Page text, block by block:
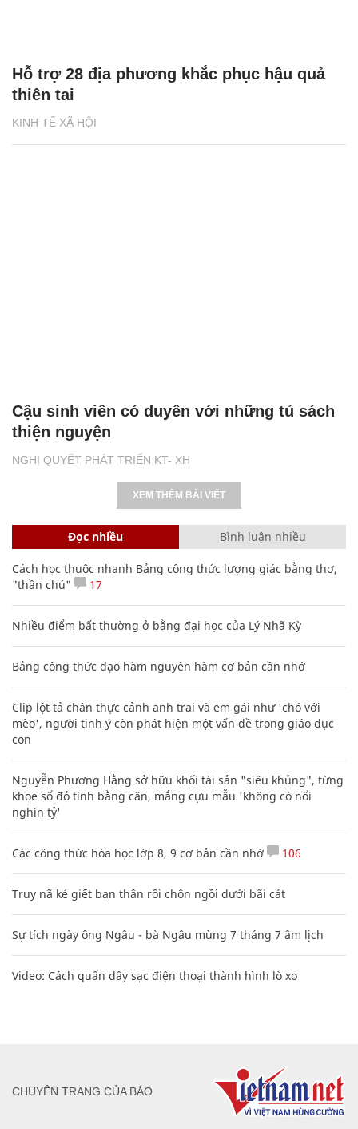
KINH TẾ XÃ HỘI
Hỗ trợ 28 địa phương khắc phục hậu quả
thiên tai
NGHỊ QUYẾT PHÁT TRIỂN KT- XH
Cậu sinh viên có duyên với những tủ sách
thiện nguyện
XEM THÊM BÀI VIẾT
Đọc nhiều Bình luận nhiều
Cách học thuộc nhanh Bảng công thức lượng giác bằng thơ,
"thần chú"
17
Nhiều điểm bất thường ở bằng đại học của Lý Nhã Kỳ
Bảng công thức đạo hàm nguyên hàm cơ bản cần nhớ
Clip lột tả chân thực cảnh anh trai và em gái như 'chó với
mèo', người tinh ý còn phát hiện một vấn đề trong giáo dục
con
Nguyễn Phương Hằng sở hữu khối tài sản "siêu khủng", từng
khoe sổ đỏ tính bằng cân, mắng cựu mẫu 'không có nổi
nghìn tỷ'
Các công thức hóa học lớp 8, 9 cơ bản cần nhớ 106
Truy nã kẻ giết bạn thân rồi chôn ngồi dưới bãi cát
Sự tích ngày ông Ngâu - bà Ngâu mùng 7 tháng 7 âm lịch
Video: Cách quấn dây sạc điện thoại thành hình lò xo
CHUYÊN TRANG CỦA BÁO